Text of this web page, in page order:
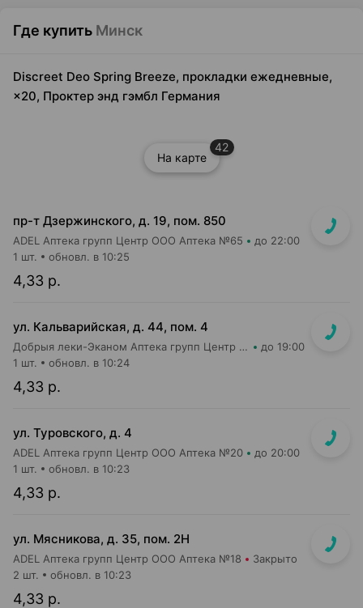
Где купить Минск
Discreet Deo Spring Breeze, прокладки ежедневные,
×20, Проктер энд гэмбл Германия
На карте
42
пр-т Дзержинского, д. 19, пом. 850
ADEL Аптека групп Центр ООО Аптека №65 до 22:00
4,33 р.
1 шт. обновл. в 10:25
ул. Кальварийская, д. 44, пом. 4
Добрыя леки-Эканом Аптека групп Центр ООО Аптека №39 до 19:00
4,33 р.
1 шт. обновл. в 10:24
ул. Туровского, д. 4
ADEL Аптека групп Центр ООО Аптека №20 до 20:00
4,33 р.
1 шт. обновл. в 10:23
ул. Мясникова, д. 35, пом. 2Н
ADEL Аптека групп Центр ООО Аптека №18 Закрыто
4,33 р.
2 шт. обновл. в 10:23